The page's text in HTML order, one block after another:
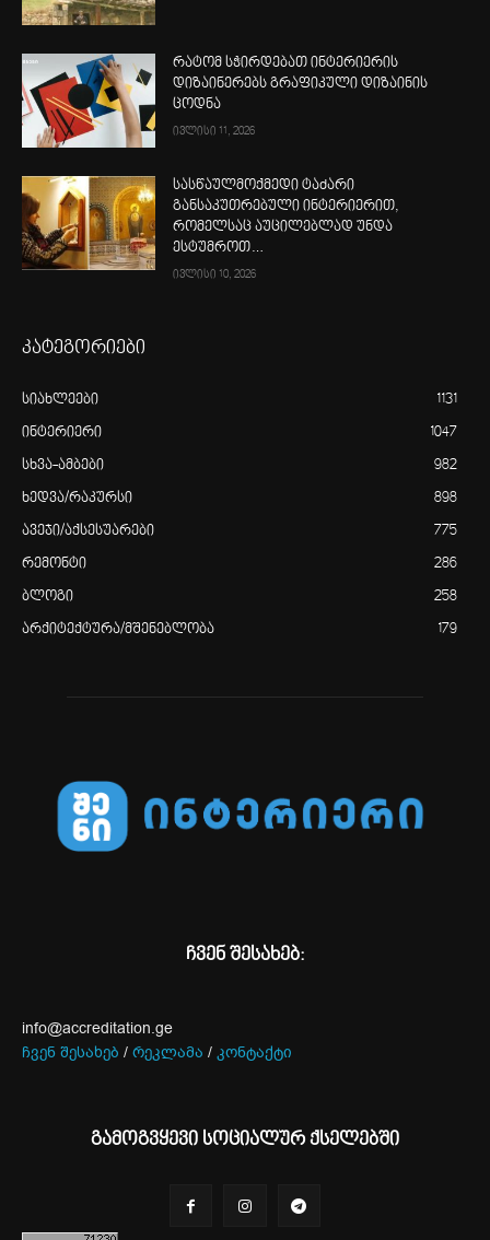
რატომ სჭირდებათ ინტერიერის
დიზაინერებს გრაფიკული დიზაინის
ცოდნა
ივლისი 11, 2026
სასწაულმოქმედი ტაძარი
განსაკუთრებული ინტერიერით,
რომელსაც აუცილებლად უნდა
ესტუმროთ…
ივლისი 10, 2026
კატეგორიები
სიახლეები 1131
ინტერიერი 1047
სხვა-ამბები 982
ხედვა/რაკურსი 898
ავეჯი/აქსესუარები 775
რემონტი 286
ბლოგი 258
არქიტექტურა/მშენებლობა 179
ჩვენ შესახებ:
info@accreditation.ge
ჩვენ შესახებ / რეკლამა / კონტაქტი
გამოგვყევი სოციალურ ქსელებში